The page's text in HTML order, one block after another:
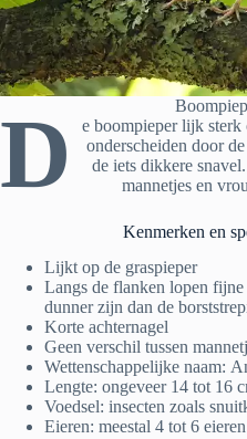
D
e boompieper lijk sterk
onderscheiden door
de iets dikkere
mannetjes en
Kenmerken en
Lijkt op de graspieper
Langs de flanken lopen fijne
dunner zijn dan de
Korte achternagel
Geen verschil tussen
Wettenschappelijke naam:
Lengte: ongeveer 14 tot 16
Voedsel: insecten zoals
Eieren: meestal 4 tot 6